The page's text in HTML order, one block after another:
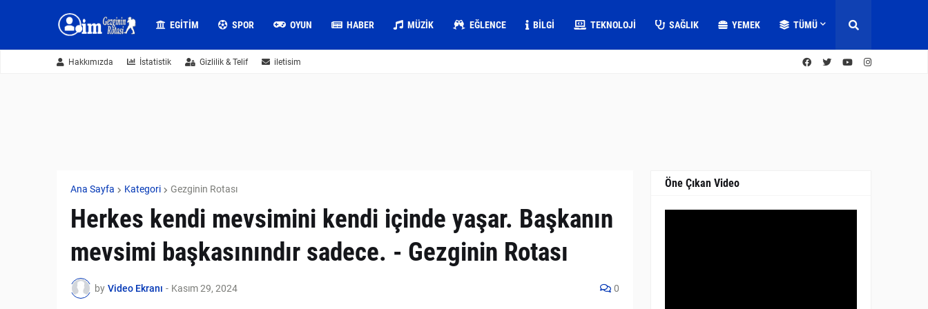
EGITIM SPOR OYUN HABER MÜZIK EĞLENCE BILGI TEKNOLOJI SAĞLIK YEMEK TÜMÜ
Hakkımızda İstatistik Gizlilik & Telif iletisim
Ana Sayfa Kategori Gezginin Rotası
Herkes kendi mevsimini kendi içinde yaşar. Başkanın
mevsimi başkasınındır sadece. - Gezginin Rotası
by Video Ekranı - Kasım 29, 2024 0
Öne Çıkan Video